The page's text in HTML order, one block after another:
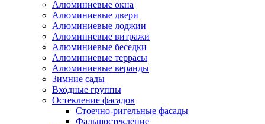
Алюминиевые окна
Алюминиевые двери
Алюминиевые лоджии
Алюминиевые витражи
Алюминиевые беседки
Алюминиевые террасы
Алюминиевые веранды
Зимние сады
Входные группы
Остекление фасадов
Стоечно-ригельные фасады
Фальшостекление